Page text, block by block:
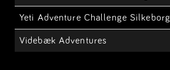
Yeti Adventure Challenge Silkeborg
Videbæk Adventures